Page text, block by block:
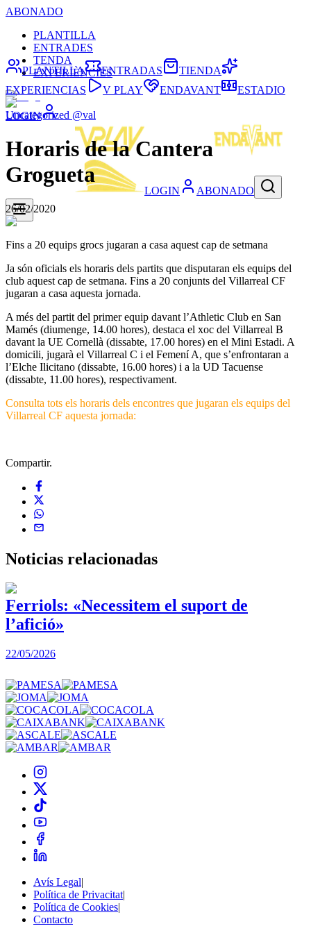
ABONADO
PLANTILLA
ENTRADES
TENDA
EXPERIÈNCIES
LOGIN
LOGIN ABONADO
PLANTILLA ENTRADAS
TIENDA
EXPERIENCIAS
V PLAY ENDAVANT ESTADIO
Uncategorized @val
Horaris de la Cantera
Grogueta
26/02/2020
Fins a 20 equips grocs jugaran a casa aquest cap de setmana
Ja són oficials els horaris dels partits que disputaran els equips del
club aquest cap de setmana. Fins a 20 conjunts del Villarreal CF
jugaran a casa aquesta jornada.
A més del partit del primer equip davant l’Athletic Club en San
Mamés (diumenge, 14.00 hores), destaca el xoc del Villarreal B
davant la UE Cornellà (dissabte, 17.00 hores) en el Mini Estadi. A
domicili, jugarà el Villarreal C i el Femení A, que s’enfrontaran a
l’Elche Ilicitano (dissabte, 16.00 hores) i a la UD Tacuense
(dissabte, 11.00 hores), respectivament.
Consulta tots els horaris dels encontres que jugaran els equips del
Villarreal CF aquesta jornada:
Compartir.
Noticias relacionadas
Ferriols: «Necessitem el suport de
l’afició»
22/05/2026
Avís Legal|
Política de Privacitat|
Política de Cookies|
Contacto